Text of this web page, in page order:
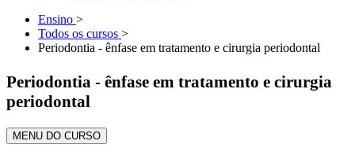
Ensino >
Todos os cursos >
Periodontia - ênfase em tratamento e cirurgia periodontal
Periodontia - ênfase em tratamento e cirurgia
periodontal
MENU DO CURSO